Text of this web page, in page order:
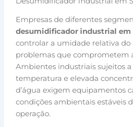
Empresas de diferentes
desumidificador industrial em
controlar a umidade relativa do
problemas que comprometem
Ambientes industriais sujeitos a
temperatura e elevada
d’água exigem equipamentos
condições ambientais estáveis
operação.